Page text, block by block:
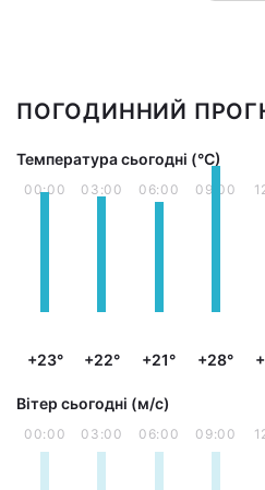
ПОГОДИННИЙ
Температура сьогодні (°С)
00:00
+23°
03:00
+22°
06:00
+21°
09:00
+28°
Вітер сьогодні (м/с)
00:00 03:00 06:00 09:00